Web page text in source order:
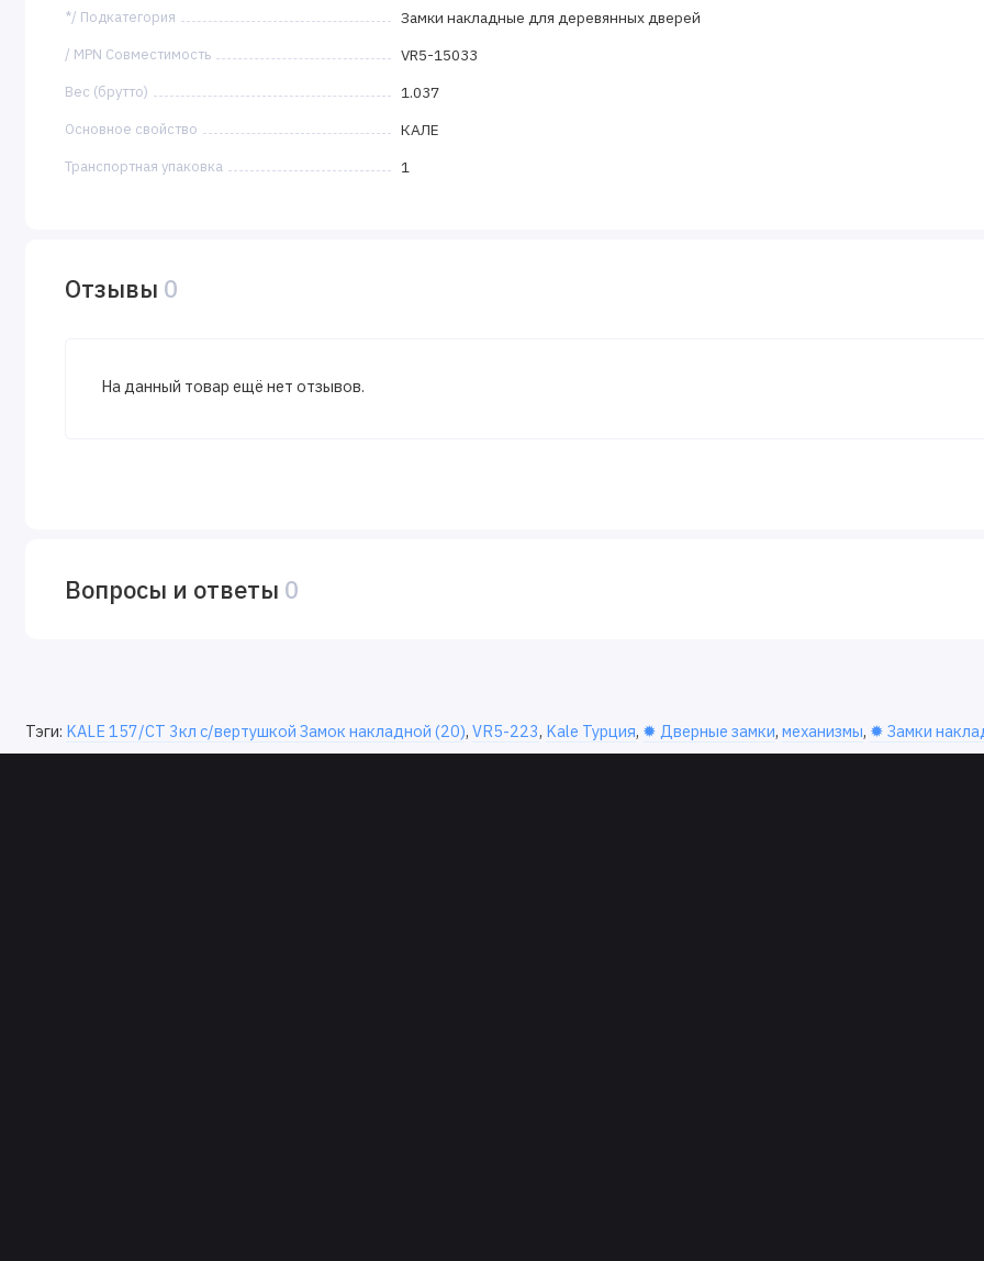
*/ Подкатегория Замки накладные для деревянных дверей
/ MPN Совместимость VR5-15033
Вес (брутто) 1.037
Основное свойство КАЛЕ
Транспортная упаковка 1
Отзывы 0
На данный товар ещё нет отзывов.
Вопросы и ответы 0
Тэги: KALE 157/CT 3кл с/вертушкой Замок накладной (20), VR5-223, Kale Турция, ✹ Дверные замки, механизмы, ✹ Замки